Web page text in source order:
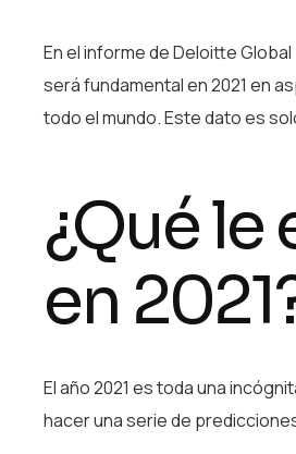
En el informe de Deloitte
será fundamental en 2021 en
todo el mundo. Este dato es
¿Qué le
en
El año 2021 es toda una
hacer una serie de